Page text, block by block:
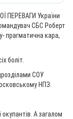
ПЕРЕВАГИ України
СБС Роберт
прагматична кара,
боліт.
СОУ
НПЗ.
А загалом